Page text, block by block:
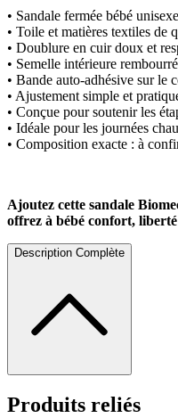
• Sandale fermée bébé
• Toile et matières textiles de
• Doublure en cuir doux et
• Semelle intérieure
• Bande auto-adhésive sur le
• Ajustement simple et
• Conçue pour soutenir les
• Idéale pour les journées
• Composition exacte : à
Ajoutez cette sandale
offrez à bébé confort,
Description Complète
Produits reliés